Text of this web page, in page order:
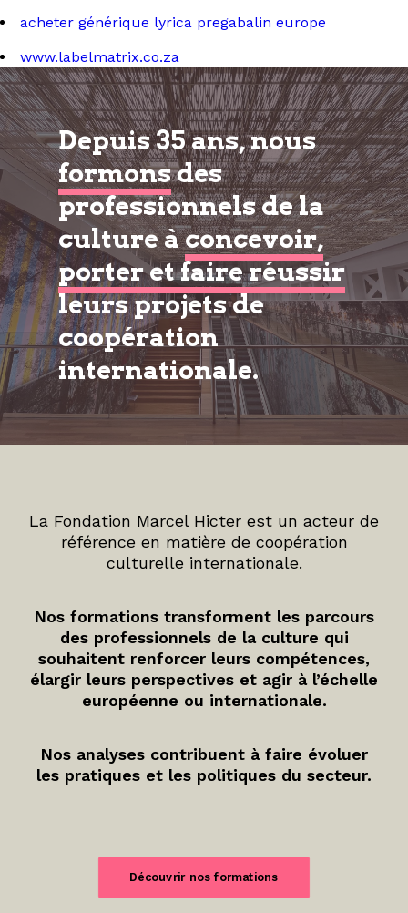
acheter générique lyrica pregabalin europe
www.labelmatrix.co.za
Depuis 35 ans, nous
formonsdes
professionnels de la
culture àconcevoir,
porter et faire réussir
leurs projets de
coopération
internationale.
La Fondation Marcel Hicter est un acteur de
référence en matière de coopération
culturelle internationale.
Nos formations transforment les parcours
des professionnels de la culture qui
souhaitent renforcer leurs compétences,
élargir leurs perspectives et agir à l’échelle
européenne ou internationale.
Nos analyses contribuent à faire évoluer
les pratiques et les politiques du secteur.
Découvrir nos formations